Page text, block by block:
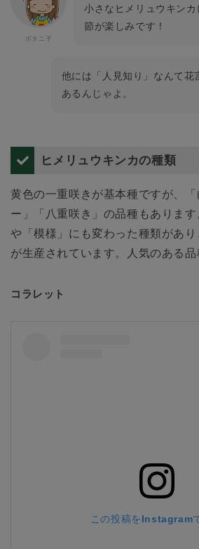
小さなヒメリュウキンカ
節が楽しみです！
他には「人見知り」なんて花
あるんじゃよ。
ヒメリュウキンカの種類
黄色の一重咲きが基本種ですが、
ー」「八重咲き」の品種もあります
や「模様」にも変わった種類があ
が生産されています。人気のある品
コラレット
この投稿をInstagram